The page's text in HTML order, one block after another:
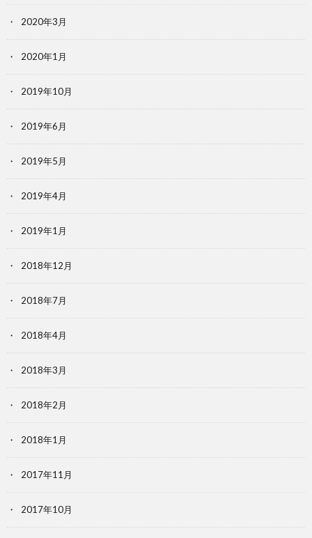
2020年3月
2020年1月
2019年10月
2019年6月
2019年5月
2019年4月
2019年1月
2018年12月
2018年7月
2018年4月
2018年3月
2018年2月
2018年1月
2017年11月
2017年10月